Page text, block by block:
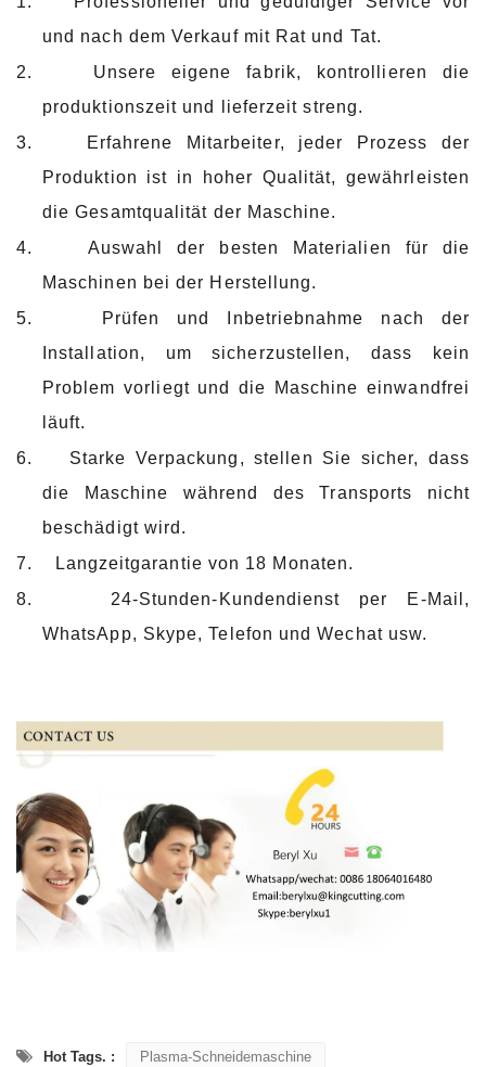
und nach dem Verkauf mit Rat und Tat.
2.
Unsere eigene fabrik, kontrollieren die
produktionszeit und lieferzeit streng.
3.
Erfahrene Mitarbeiter, jeder Prozess der
Produktion ist in hoher Qualität, gewährleisten
die Gesamtqualität der Maschine.
4.
Auswahl der besten Materialien für die
Maschinen bei der Herstellung.
5.
Prüfen und Inbetriebnahme nach der
Installation, um sicherzustellen, dass kein
Problem vorliegt und die Maschine einwandfrei
läuft.
6.
Starke Verpackung, stellen Sie sicher, dass
die Maschine während des Transports nicht
beschädigt wird.
7.
Langzeitgarantie von 18 Monaten.
8.
24-Stunden-Kundendienst per E-Mail,
WhatsApp, Skype, Telefon und Wechat usw.
Hot Tags. : Plasma-Schneidemaschine